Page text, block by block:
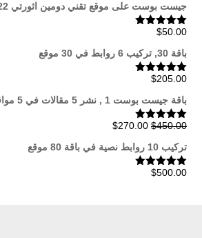
من
خلال
جيست بوست على موقع تقني دومين اثورتي 22 بيج اثورتي 46
تم التقييم
$50.00
باقة 30, تركيب 6 روابط في 30 موقع
تم التقييم
$205.00
باقة جيست بوست 1 , نشر 5 مقالات في 5 مواقع
تم التقييم
$450.00
السعر
الأصلي
هو:
$270.00 السعر
تركيب 10 روابط نصية في باقة 80 موقع
تم التقييم
$500.00